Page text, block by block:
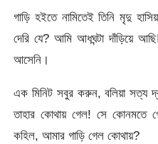
গাড়ি হইতে নামিতেই তিনি মৃদু
দেরি যে? আমি আধঘন্টা দাঁড়িয়ে
আসেনি।
এক মিনিট সবুর করুন, বলিয়া সত্য
তাহার কোথায় গেল! সে কোনমতে
কহিল, আমার গাড়ি গেল কোথায়?